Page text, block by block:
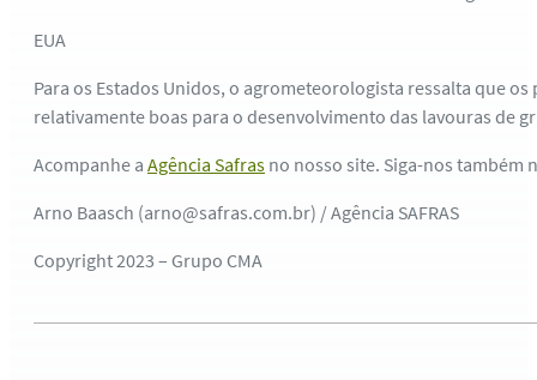
EUA
Para os Estados Unidos, o agrometeorologista ressalta que
relativamente boas para o desenvolvimento das lavouras de
Acompanhe a Agência Safras no nosso site. Siga-nos também
Arno Baasch (arno@safras.com.br) / Agência SAFRAS
Copyright 2023 – Grupo CMA